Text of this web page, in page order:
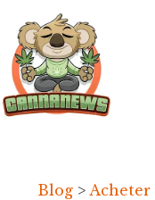
contenu
principal
barre
latérale
principale
footer
Blog > Acheter